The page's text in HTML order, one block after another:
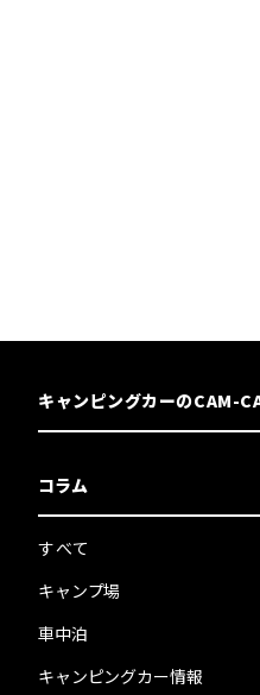
キャンピングカーのCAM-
コラム
すべて
キャンプ場
車中泊
キャンピングカー情報